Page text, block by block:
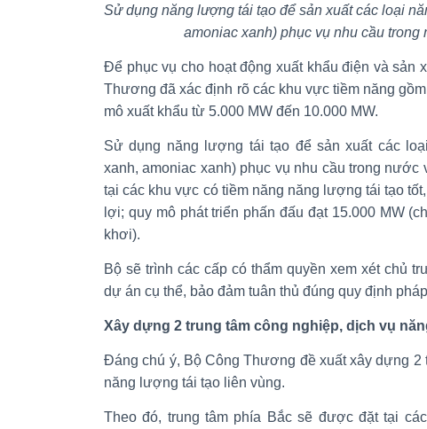
Sử dụng năng lượng tái tạo để sản xuất các loại
amoniac xanh) phục vụ nhu cầu trong
Để phục vụ cho hoạt động xuất khẩu điện và sản
Thương đã xác định rõ các khu vực tiềm năng
mô xuất khẩu từ 5.000 MW đến 10.000 MW.
Sử dụng năng lượng tái tạo để sản xuất các
xanh, amoniac xanh) phục vụ nhu cầu trong nước
tại các khu vực có tiềm năng năng lượng tái tạo
lợi; quy mô phát triển phấn đấu đạt 15.000 MW
khơi).
Bộ sẽ trình các cấp có thẩm quyền xem xét chủ
dự án cụ thể, bảo đảm tuân thủ đúng quy định
Xây dựng 2 trung tâm công nghiệp, dịch vụ
Đáng chú ý, Bộ Công Thương đề xuất xây dựng 2
năng lượng tái tạo liên vùng.
Theo đó, trung tâm phía Bắc sẽ được đặt tại